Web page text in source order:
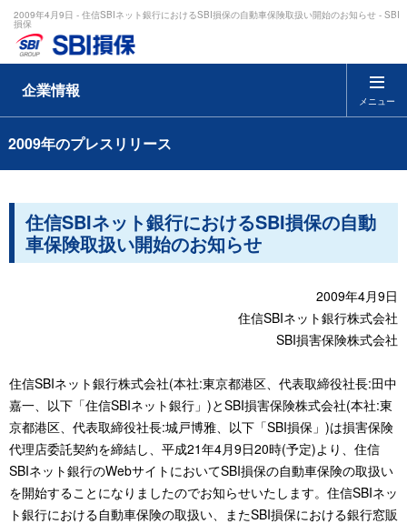
2009年4月9日 - 住信SBIネット銀行におけるSBI損保の自動車保険取扱い開始のお知らせ - SBI
損保
メニュー
企業情報
2009年のプレスリリース
住信SBIネット銀行におけるSBI損保の自動
車保険取扱い開始のお知らせ
2009年4月9日
住信SBIネット銀行株式会社
SBI損害保険株式会社
住信SBIネット銀行株式会社(本社:東京都港区、代表取締役社長:田中
嘉一、以下「住信SBIネット銀行」)とSBI損害保険株式会社(本社:東
京都港区、代表取締役社長:城戸博雅、以下「SBI損保」)は損害保険
代理店委託契約を締結し、平成21年4月9日20時(予定)より、住信
SBIネット銀行のWebサイトにおいてSBI損保の自動車保険の取扱い
を開始することになりましたのでお知らせいたします。住信SBIネッ
ト銀行における自動車保険の取扱い、またSBI損保における銀行窓販